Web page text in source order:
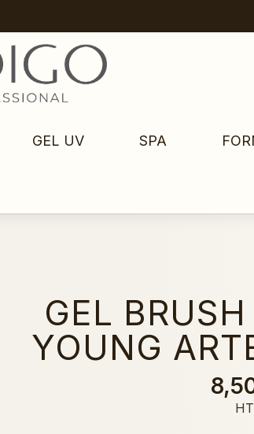
GEL UV SPA
GEL
YOUNG
HT